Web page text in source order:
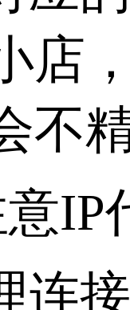
店
不
接